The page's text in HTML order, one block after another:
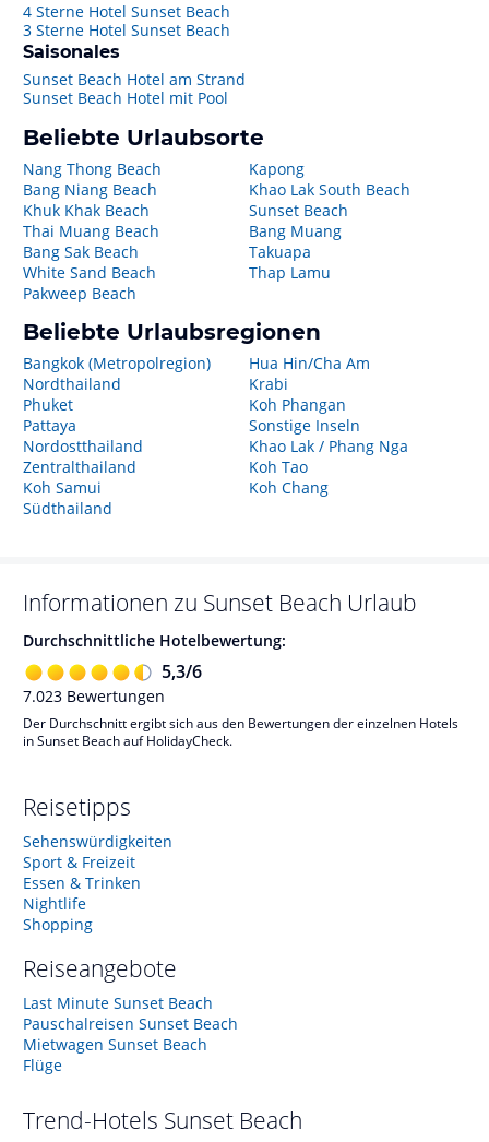
4 Sterne Hotel Sunset Beach
3 Sterne Hotel Sunset Beach
Saisonales
Sunset Beach Hotel am Strand
Sunset Beach Hotel mit Pool
Beliebte Urlaubsorte
Nang Thong Beach
Bang Niang Beach
Khuk Khak Beach
Thai Muang Beach
Bang Sak Beach
White Sand Beach
Pakweep Beach
Kapong
Khao Lak South Beach
Sunset Beach
Bang Muang
Takuapa
Thap Lamu
Beliebte Urlaubsregionen
Bangkok (Metropolregion)
Nordthailand
Phuket
Pattaya
Nordostthailand
Zentralthailand
Koh Samui
Südthailand
Hua Hin/Cha Am
Krabi
Koh Phangan
Sonstige Inseln
Khao Lak / Phang Nga
Koh Tao
Koh Chang
Informationen zu Sunset Beach Urlaub
Durchschnittliche Hotelbewertung:
5,3/6
7.023 Bewertungen
Der Durchschnitt ergibt sich aus den Bewertungen der einzelnen Hotels
in Sunset Beach auf HolidayCheck.
Reisetipps
Sehenswürdigkeiten
Sport & Freizeit
Essen & Trinken
Nightlife
Shopping
Reiseangebote
Last Minute Sunset Beach
Pauschalreisen Sunset Beach
Mietwagen Sunset Beach
Flüge
Trend-Hotels Sunset Beach